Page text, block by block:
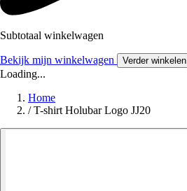
Subtotaal winkelwagen
Bekijk mijn winkelwagen Verder winkelen
Loading...
Home
/ T-shirt Holubar Logo JJ20